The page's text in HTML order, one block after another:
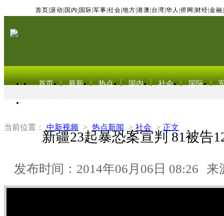
首页 滚动 国内 国际 军事 社会 地方 港澳 台湾 华人 侨网 财经 金融
首页 最新 热点 国内 社会 国际
当前位置： 中新视频 > 热点新闻 > 社会 > 正文
新疆23起暴恐案宣判 81被告
发布时间：2014年06月06日 08:26 来